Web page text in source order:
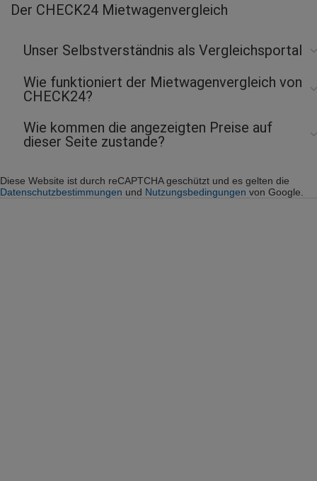
Der CHECK24 Mietwagenvergleich
Unser Selbstverständnis als Vergleichsportal
Wie funktioniert der Mietwagenvergleich von
CHECK24?
Wie kommen die angezeigten Preise auf
dieser Seite zustande?
Diese Website ist durch reCAPTCHA geschützt und es gelten die
Datenschutzbestimmungen und Nutzungsbedingungen von Google.